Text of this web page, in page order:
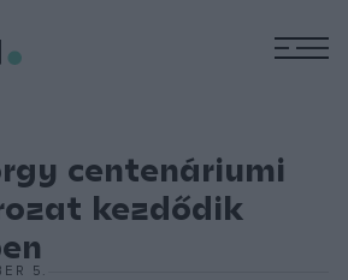
centenáriumi
kezdődik
5.